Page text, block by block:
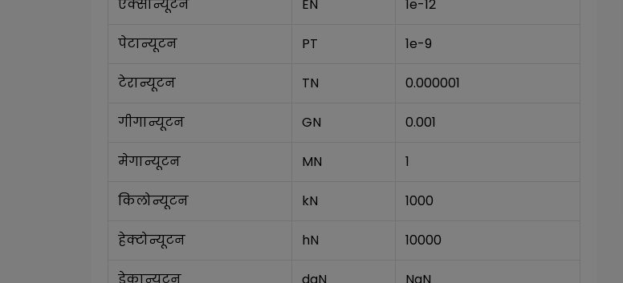
एक्सान्यूटन EN 1e-12
पेटान्यूटन PT 1e-9
टेरान्यूटन TN 0.000001
गीगान्यूटन GN 0.001
मेगान्यूटन MN 1
किलोन्यूटन kN 1000
हेक्टोन्यूटन hN 10000